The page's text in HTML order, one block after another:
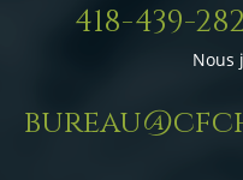
418-439-
Nous